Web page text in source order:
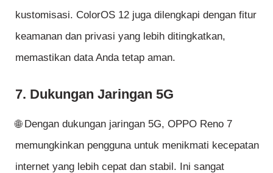
kustomisasi. ColorOS 12 juga dilengkapi dengan fitur
keamanan dan privasi yang lebih ditingkatkan,
memastikan data Anda tetap aman.
7. Dukungan Jaringan 5G
🌐 Dengan dukungan jaringan 5G, OPPO Reno 7
memungkinkan pengguna untuk menikmati kecepatan
internet yang lebih cepat dan stabil. Ini sangat